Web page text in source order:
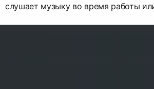
слушает музыку во время работы